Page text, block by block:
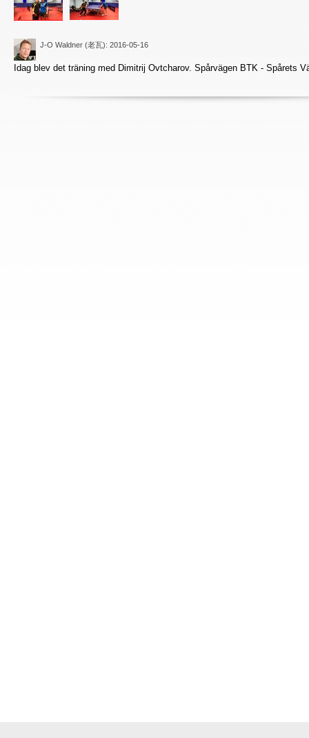
J-O Waldner (老瓦): 2016-05-16
Idag blev det träning med Dimitrij Ovtcharov. Spårvägen BTK - Spårets